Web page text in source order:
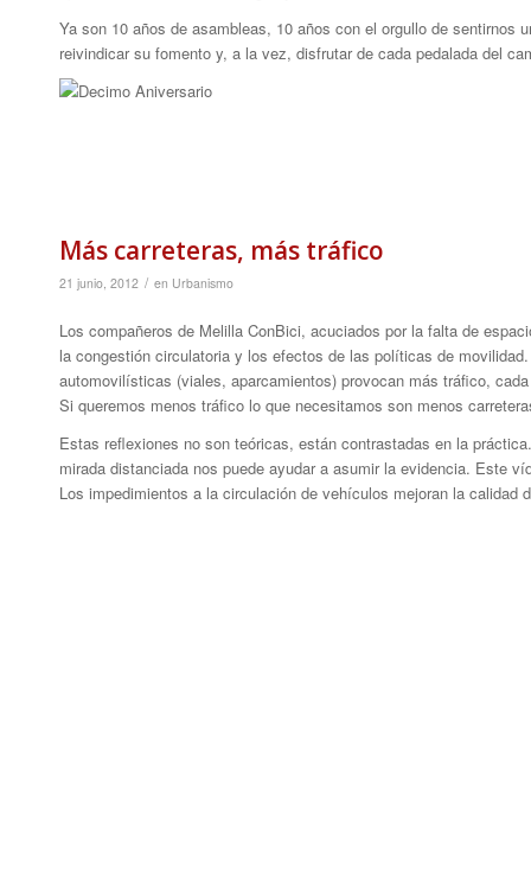
Ya son 10 años de asambleas, 10 años con el orgullo de
reivindicar su fomento y, a la vez, disfrutar de cada pedalada del
Más carreteras, más tráfico
21 junio, 2012 / en Urbanismo
Los compañeros de Melilla ConBici, acuciados por la falta de
la congestión circulatoria y los efectos de las políticas de
automovilísticas (viales, aparcamientos) provocan más tráfico,
Si queremos menos tráfico lo que necesitamos son menos
Estas reflexiones no son teóricas, están contrastadas en la
mirada distanciada nos puede ayudar a asumir la evidencia. Este
Los impedimientos a la circulación de vehículos mejoran la calidad